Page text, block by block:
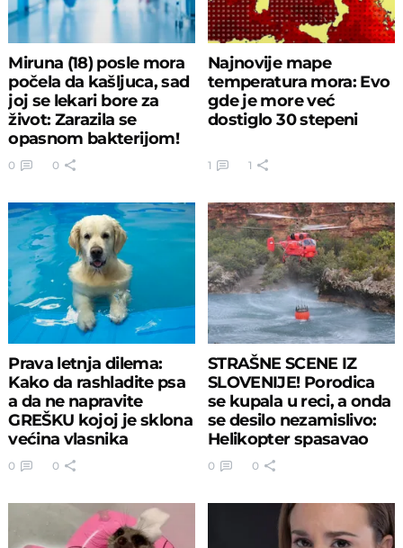
Miruna (18) posle mora
počela da kašljuca, sad
joj se lekari bore za
život: Zarazila se
opasnom bakterijom!
0 0
Najnovije mape
temperatura mora: Evo
gde je more već
dostiglo 30 stepeni
1 1
Prava letnja dilema:
Kako da rashladite psa
a da ne napravite
GREŠKU kojoj je sklona
većina vlasnika
0 0
STRAŠNE SCENE IZ
SLOVENIJE! Porodica
se kupala u reci, a onda
se desilo nezamislivo:
Helikopter spasavao
ljude
0 0